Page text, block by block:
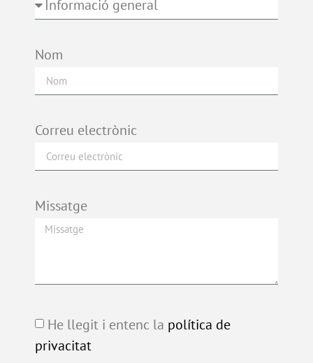
Nom
Correu electrònic
Missatge
He llegit i entenc la política de
privacitat